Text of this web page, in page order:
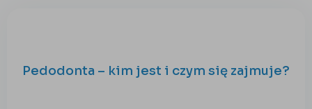
Pedodonta – kim jest i czym się zajmuje?